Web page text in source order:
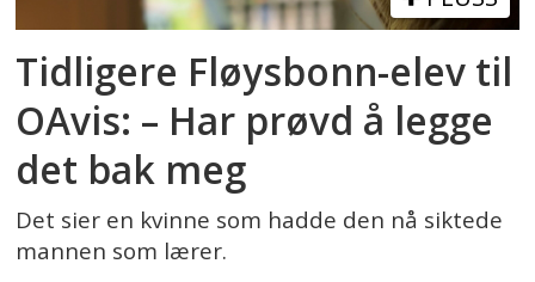
Tidligere Fløysbonn-elev til
OAvis: – Har prøvd å legge
det bak meg
Det sier en kvinne som hadde den nå siktede
mannen som lærer.